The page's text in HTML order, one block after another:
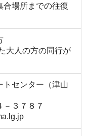
場所までの往復
大人の方の同行が
トセンター（津山
－３７８７